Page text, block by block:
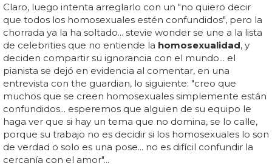
Claro, luego intenta arreglarlo con un "no quiero decir
que todos los homosexuales estén confundidos", pero la
chorrada ya la ha soltado... stevie wonder se une a la lista
de celebrities que no entiende la homosexualidad, y
deciden compartir su ignorancia con el mundo... el
pianista se dejó en evidencia al comentar, en una
entrevista con the guardian, lo siguiente: "creo que
muchos que se creen homosexuales simplemente están
confundidos... esperemos que alguien de su equipo le
haga ver que si hay un tema que no domina, se lo calle,
porque su trabajo no es decidir si los homosexuales lo son
de verdad o solo es una pose... no es difícil confundir la
cercanía con el amor"...